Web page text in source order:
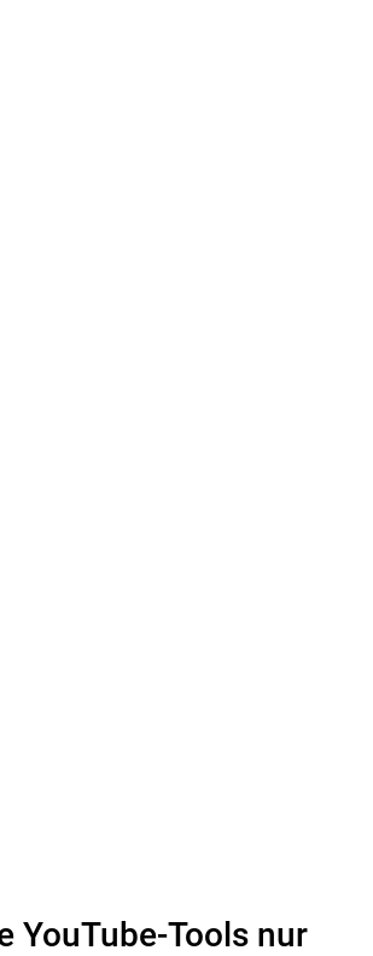
YouTube-Tools nur